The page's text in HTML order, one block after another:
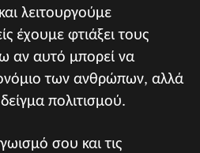
λειτουργούμε
έχουμε φτιάξει τους
αν αυτό μπορεί να
των ανθρώπων, αλλά
πολιτισμού.
σου και τις